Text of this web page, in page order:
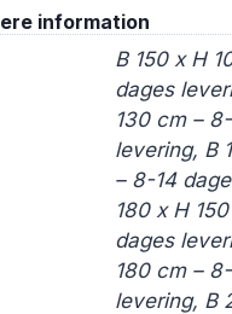
information
B 150 x H
dages
130 cm –
levering, B
– 8-14
180 x H
dages
180 cm –
levering, B